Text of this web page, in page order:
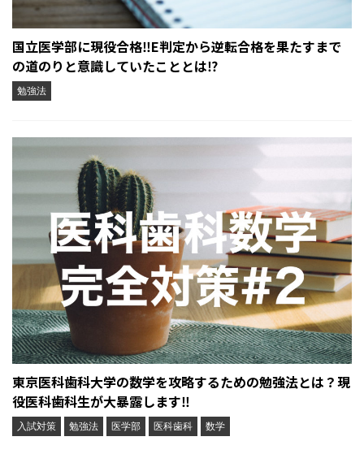
国立医学部に現役合格‼︎E判定から逆転合格を果たすまで
の道のりと意識していたこととは⁉︎
勉強法
東京医科歯科大学の数学を攻略するための勉強法とは？現
役医科歯科生が大暴露します‼︎
入試対策 勉強法 医学部 医科歯科 数学